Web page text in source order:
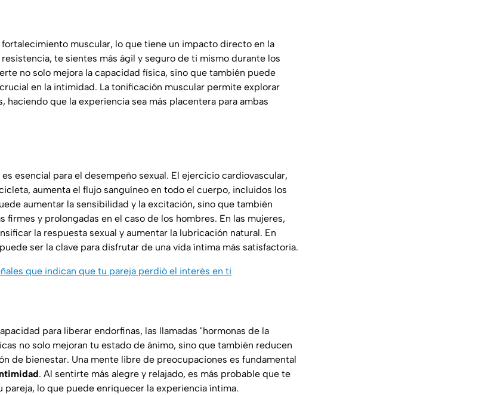
muscular, lo que tiene un impacto directo en la
te sientes más ágil y seguro de ti mismo durante los
no solo mejora la capacidad física, sino que también puede
en la intimidad. La tonificación muscular permite explorar
haciendo que la experiencia sea más placentera para ambas
esencial para el desempeño sexual. El ejercicio cardiovascular,
aumenta el flujo sanguíneo en todo el cuerpo, incluidos los
aumentar la sensibilidad y la excitación, sino que también
firmes y prolongadas en el caso de los hombres. En las mujeres,
la respuesta sexual y aumentar la lubricación natural. En
ser la clave para disfrutar de una vida íntima más satisfactoria.
que indican que tu pareja perdió el interés en ti
para liberar endorfinas, las llamadas "hormonas de la
no solo mejoran tu estado de ánimo, sino que también reducen
de bienestar. Una mente libre de preocupaciones es fundamental
. Al sentirte más alegre y relajado, es más probable que te
lo que puede enriquecer la experiencia íntima.